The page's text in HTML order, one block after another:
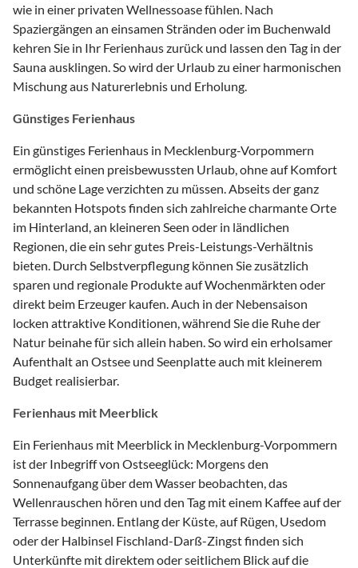
wie in einer privaten Wellnessoase fühlen. Nach
Spaziergängen an einsamen Stränden oder im Buchenwald
kehren Sie in Ihr Ferienhaus zurück und lassen den Tag in der
Sauna ausklingen. So wird der Urlaub zu einer harmonischen
Mischung aus Naturerlebnis und Erholung.
Günstiges Ferienhaus
Ein günstiges Ferienhaus in Mecklenburg-Vorpommern
ermöglicht einen preisbewussten Urlaub, ohne auf Komfort
und schöne Lage verzichten zu müssen. Abseits der ganz
bekannten Hotspots finden sich zahlreiche charmante Orte
im Hinterland, an kleineren Seen oder in ländlichen
Regionen, die ein sehr gutes Preis-Leistungs-Verhältnis
bieten. Durch Selbstverpflegung können Sie zusätzlich
sparen und regionale Produkte auf Wochenmärkten oder
direkt beim Erzeuger kaufen. Auch in der Nebensaison
locken attraktive Konditionen, während Sie die Ruhe der
Natur beinahe für sich allein haben. So wird ein erholsamer
Aufenthalt an Ostsee und Seenplatte auch mit kleinerem
Budget realisierbar.
Ferienhaus mit Meerblick
Ein Ferienhaus mit Meerblick in Mecklenburg-Vorpommern
ist der Inbegriff von Ostseeglück: Morgens den
Sonnenaufgang über dem Wasser beobachten, das
Wellenrauschen hören und den Tag mit einem Kaffee auf der
Terrasse beginnen. Entlang der Küste, auf Rügen, Usedom
oder der Halbinsel Fischland-Darß-Zingst finden sich
Unterkünfte mit direktem oder seitlichem Blick auf die